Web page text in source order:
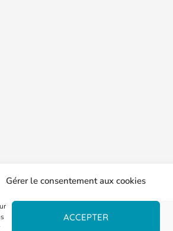
Gérer le consentement aux cookies
ACCEPTER